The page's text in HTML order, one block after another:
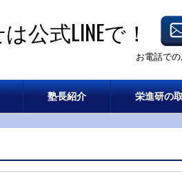
公式LINEで！
お電話で
塾長紹介 栄進研の